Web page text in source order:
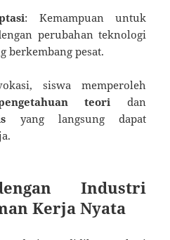
: Kemampuan untuk
perubahan teknologi
berkembang pesat.
siswa memperoleh
teori dan
yang langsung dapat
Industri
Kerja Nyata